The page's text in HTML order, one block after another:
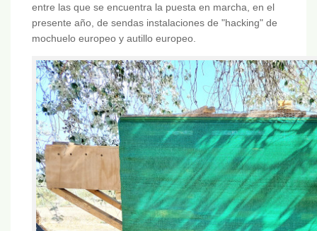
entre las que se encuentra la puesta en marcha, en el
presente año, de sendas instalaciones de "hacking" de
mochuelo europeo y autillo europeo.